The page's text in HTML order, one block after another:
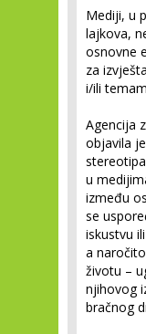
Mediji, u
lajkova,
osnovne
za
i/ili
Agencija
objavila
u
između
se
iskustvu
a
životu –
njihovog
bračnog